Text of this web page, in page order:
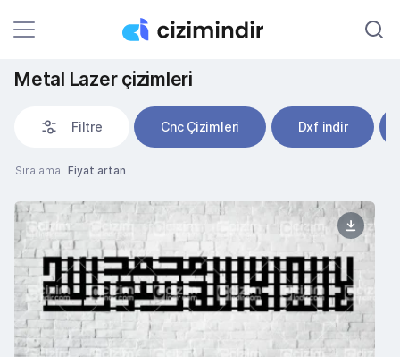
Metal Lazer çizimleri
Filtre Cnc Çizimleri Dxf indir
Sıralama Fiyat artan